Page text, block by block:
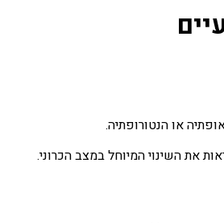
או הנטורופתיה.
את השינוי המיוחל במצב הכרוני.